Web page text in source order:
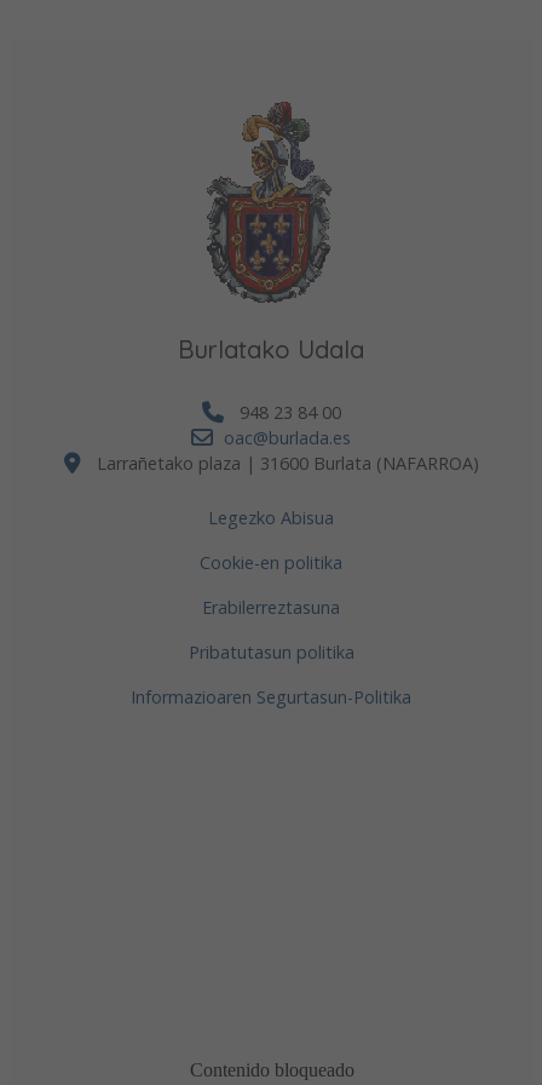
Burlatako Udala
948 23 84 00
oac@burlada.es
Larrañetako plaza | 31600 Burlata (NAFARROA)
Legezko Abisua
Cookie-en politika
Erabilerreztasuna
Pribatutasun politika
Informazioaren Segurtasun-Politika